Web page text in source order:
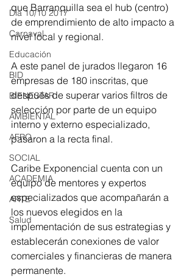
Día 10/10 2017
Carnaval
Educación
BID
BIENESTAR
AMBIENTAL
AFRO
SOCIAL
ACADEMIA
ARTE
Salud
que Barranquilla sea el hub (centro)
de emprendimiento de alto impacto a
nivel local y regional.
A este panel de jurados llegaron 16
empresas de 180 inscritas, que
después de superar varios filtros de
selección por parte de un equipo
interno y externo especializado,
pasaron a la recta final.
Caribe Exponencial cuenta con un
equipo de mentores y expertos
especializados que acompañarán a
los nuevos elegidos en la
implementación de sus estrategias y
establecerán conexiones de valor
comerciales y financieras de manera
permanente.